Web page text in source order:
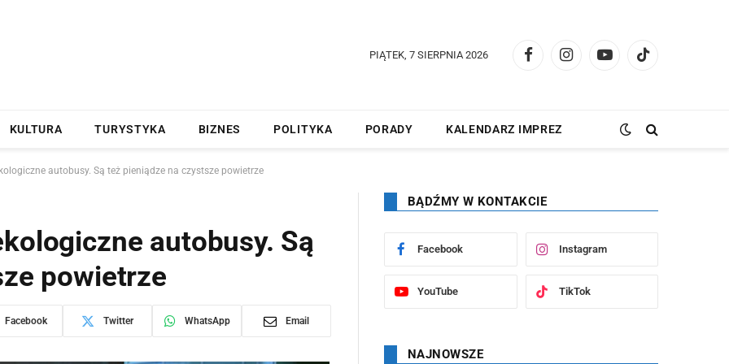
PIĄTEK, 7 SIERPNIA 2026
FacebookInstagramYouTubeTikTok
KULTURA TURYSTYKA BIZNES POLITYKA PORADY KALENDARZ IMPREZ
autobusy. Są też pieniądze na czystsze powietrze
autobusy. Są
powietrze
Facebook Twitter WhatsApp Email
BĄDŹMY W KONTAKCIE
Facebook Instagram
YouTube TikTok
NAJNOWSZE